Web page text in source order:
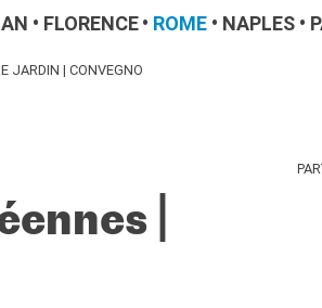
FLORENCE ROME NAPLES
JARDIN | CONVEGNO
|